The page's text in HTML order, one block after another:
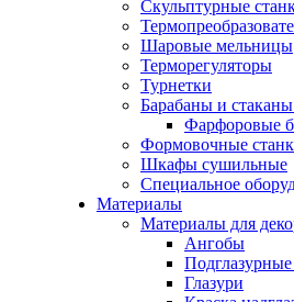
Скульптурные
Шаровые мельницы
Терморегуляторы
Турнетки
Барабаны и
Фарфоровые
Формовочные
Шкафы сушильные
Специальное
Материалы
Материалы для
Ангобы
Подглазурные
Глазури